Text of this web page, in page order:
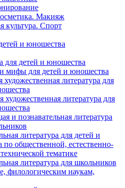
Макияж
культура. Спорт
и юношества
для детей и юношества
мифы для детей и юношества
художественная литература для
художественная литература для
и познавательная литература
литература для детей и
общественной, естественно-
тематике
литература для школьников
филологическим наукам,